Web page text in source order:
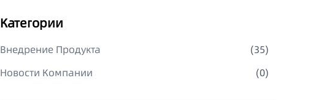
Категории
Внедрение Продукта (35)
Новости Компании
(0)